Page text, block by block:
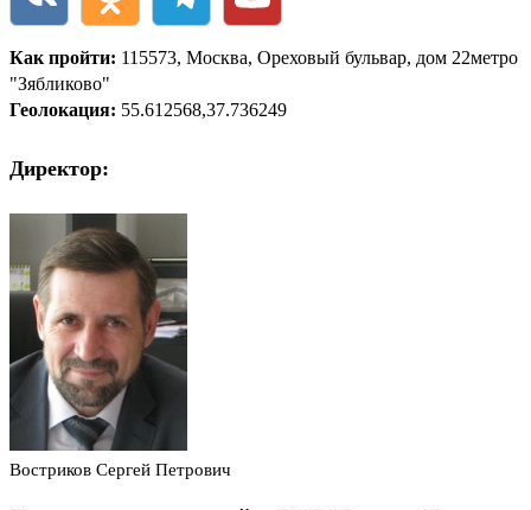
Как пройти: 115573, Москва, Ореховый бульвар, дом 22метро
"Зябликово"
Геолокация: 55.612568,37.736249
Директор:
Востриков Сергей Петрович